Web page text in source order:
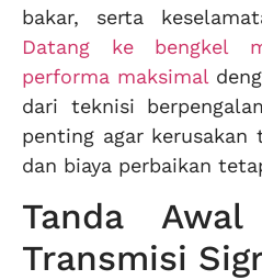
bakar, serta
Datang ke bengkel
performa maksimal
dari teknisi
penting agar kerusakan
dan biaya perbaikan
Tanda
Transmisi